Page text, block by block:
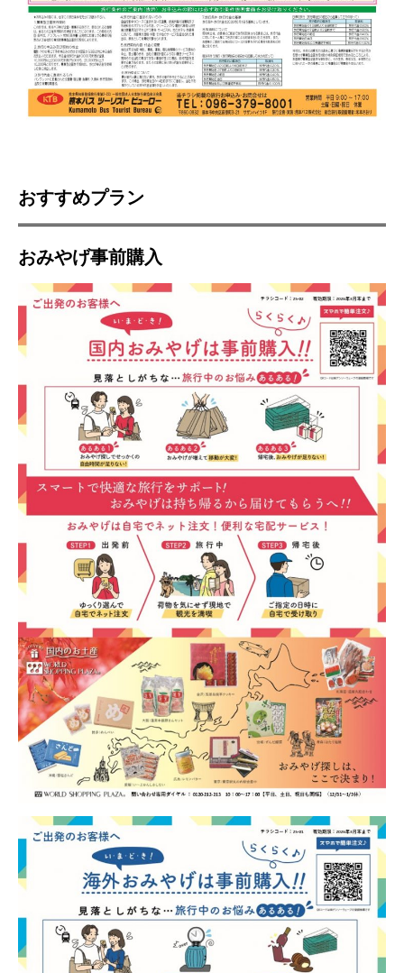
おすすめプラン
おみやげ事前購入